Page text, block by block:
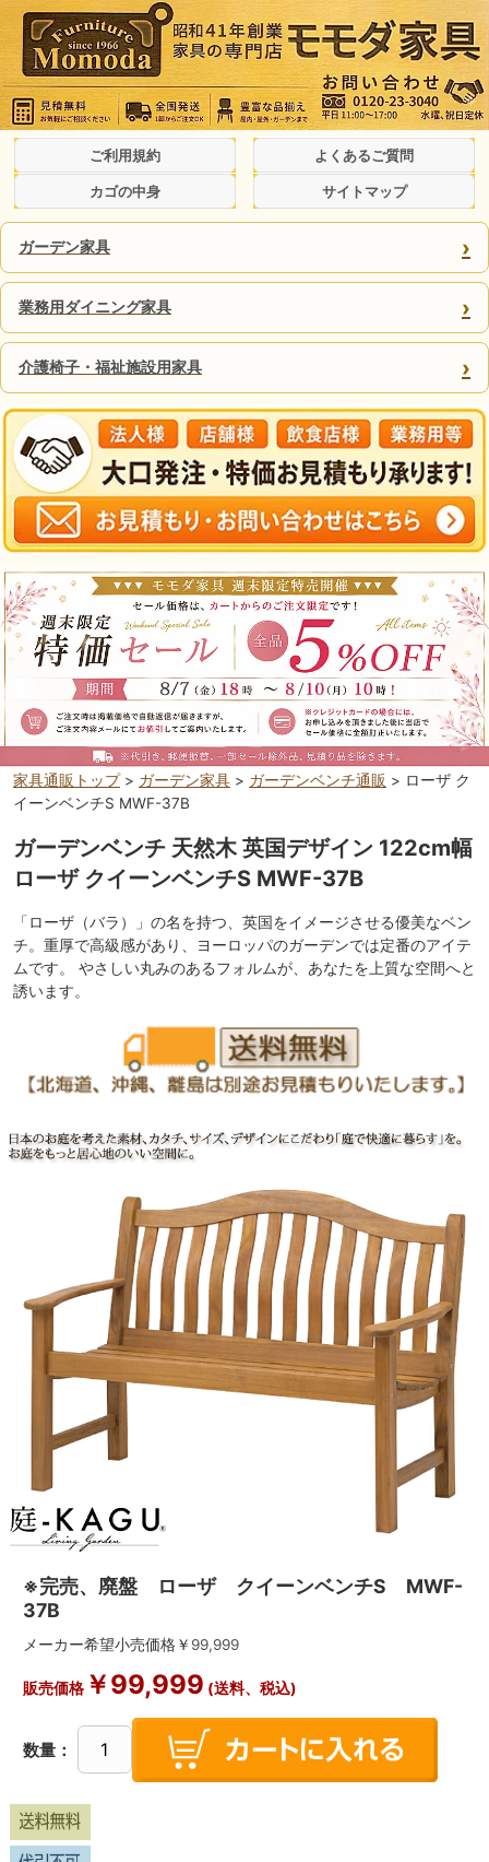
ご利用規約 よくあるご質問
カゴの中身 サイトマップ
ガーデン家具 ›
業務用ダイニング家具 ›
介護椅子・福祉施設用家具 ›
家具通販トップ> ガーデン家具 > ガーデンベンチ通販 > ローザ ク
イーンベンチS MWF-37B
ガーデンベンチ 天然木 英国デザイン 122cm幅
ローザ クイーンベンチS MWF-37B
「ローザ（バラ）」の名を持つ、英国をイメージさせる優美なベン
チ。重厚で高級感があり、ヨーロッパのガーデンでは定番のアイテ
ムです。 やさしい丸みのあるフォルムが、あなたを上質な空間へと
誘います。
※完売、廃盤 ローザ クイーンベンチS MWF-
37B
メーカー希望小売価格￥ 99,999
販売価格￥99,999 (送料、税込)
数量：